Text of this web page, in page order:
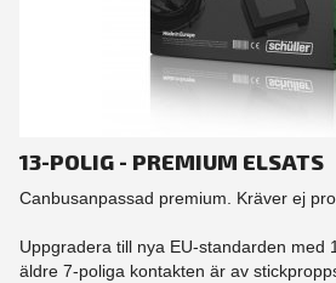
13-POLIG - PREMIUM ELSATS
Canbusanpassad premium. Kräver ej
Uppgradera till nya EU-standarden med
äldre 7-poliga kontakten är av